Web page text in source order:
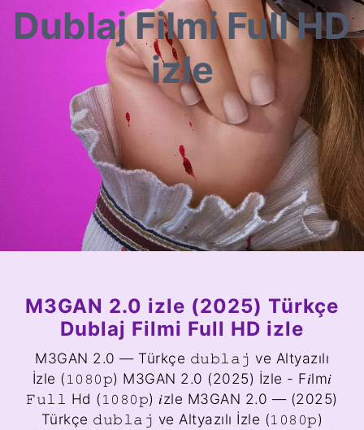
Dublaj Filmi Full HD
izle
M3GAN 2.0 izle (2025) Türkçe
Dublaj Filmi Full HD izle
M3GAN 2.0 — Türkçe 𝚍𝚞𝚋𝚕𝚊𝚓 ve Altyazılı
İzle (𝟷𝟶𝟾𝟶𝚙) M3GAN 2.0 (2025) İzle - F𝑖lm𝑖
𝙵𝚞𝚕𝚕 Hd (𝟷𝟶𝟾𝟶𝚙) 𝑖zle M3GAN 2.0 — (2025)
Türkçe 𝚍𝚞𝚋𝚕𝚊𝚓 ve Altyazılı İzle (𝟷𝟶𝟾𝟶𝚙)